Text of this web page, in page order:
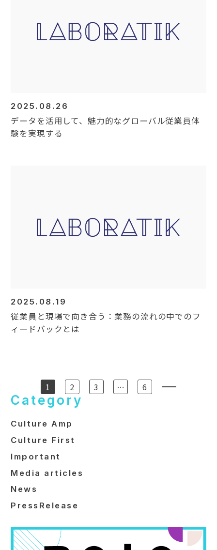
2025.08.26
データを活用して、魅力的なグローバル従業員体
験を実現する
2025.08.19
従業員と現場で向き合う：業務の流れの中でのフ
ィードバックとは
1 2 3 … 6
Category
Culture Amp
Culture First
Important
Media articles
News
PressRelease